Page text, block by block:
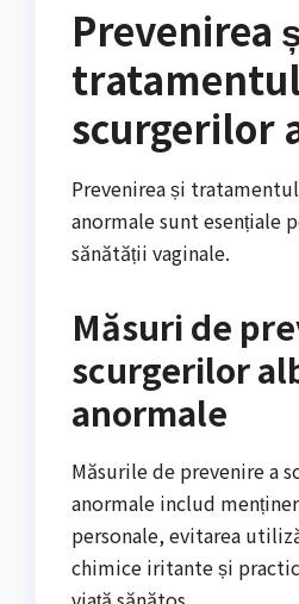
Prevenirea
tratamentul
scurgerilor
Prevenirea și
anormale sunt esențiale
sănătății vaginale.
Măsuri de
scurgerilor
anormale
Măsurile de prevenire a
anormale includ
personale, evitarea
chimice iritante și